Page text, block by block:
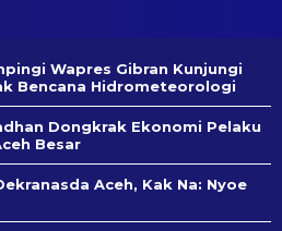
Wapres Gibran Kunjungi
Bencana Hidrometeorologi
Dongkrak Ekonomi Pelaku
Besar
Aceh, Kak Na: Nyoe